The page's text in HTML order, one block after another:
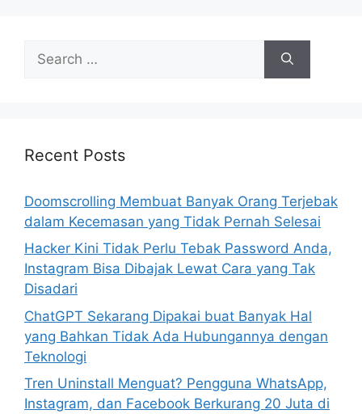
h
r
:
Recent Posts
Doomscrolling Membuat Banyak Orang Terjebak
dalam Kecemasan yang Tidak Pernah Selesai
Hacker Kini Tidak Perlu Tebak Password Anda,
Instagram Bisa Dibajak Lewat Cara yang Tak
Disadari
ChatGPT Sekarang Dipakai buat Banyak Hal
yang Bahkan Tidak Ada Hubungannya dengan
Teknologi
Tren Uninstall Menguat? Pengguna WhatsApp,
Instagram, dan Facebook Berkurang 20 Juta di